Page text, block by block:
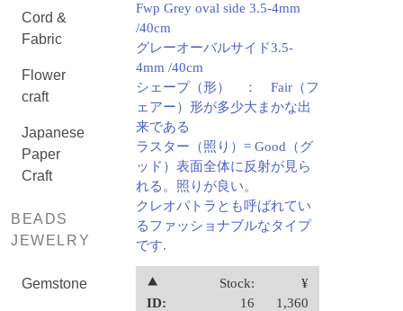
Cord &
Fabric
Flower
craft
Japanese
Paper
Craft
BEADS
JEWELRY
Gemstone
Fwp Grey oval side 3.5-4mm
/40cm
グレーオーバルサイド3.5-
4mm /40cm
シェープ（形） ： Fair（フ
ェアー）形が多少大まかな出
来である
ラスター（照り）= Good（グ
ッド）表面全体に反射が見ら
れる。照りが良い。
クレオパトラとも呼ばれてい
るファッショナブルなタイプ
です.
⯅
ID:
Stock:
16
¥
1,360